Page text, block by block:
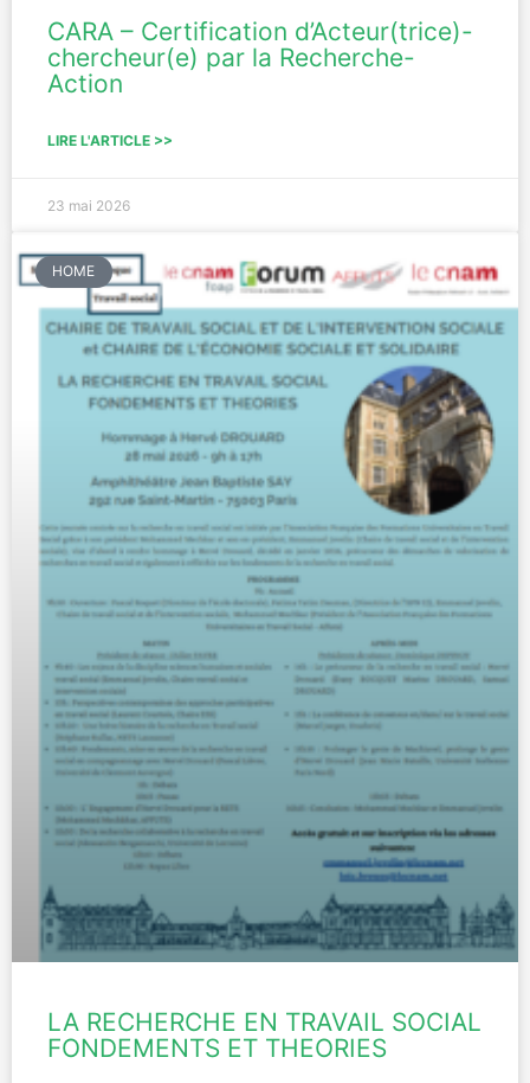
CARA – Certification d’Acteur(trice)-
chercheur(e) par la Recherche-
Action
LIRE L'ARTICLE >>
23 mai 2026
HOME
LA RECHERCHE EN TRAVAIL SOCIAL
FONDEMENTS ET THEORIES